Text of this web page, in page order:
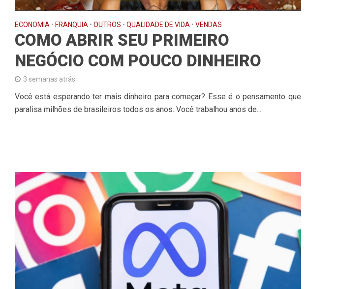
ECONOMIA • FRANQUIA • OUTROS • QUALIDADE DE VIDA • VENDAS
COMO ABRIR SEU PRIMEIRO
NEGÓCIO COM POUCO DINHEIRO
3 semanas atrás
Você está esperando ter mais dinheiro para começar? Esse é o pensamento que
paralisa milhões de brasileiros todos os anos. Você trabalhou anos de...